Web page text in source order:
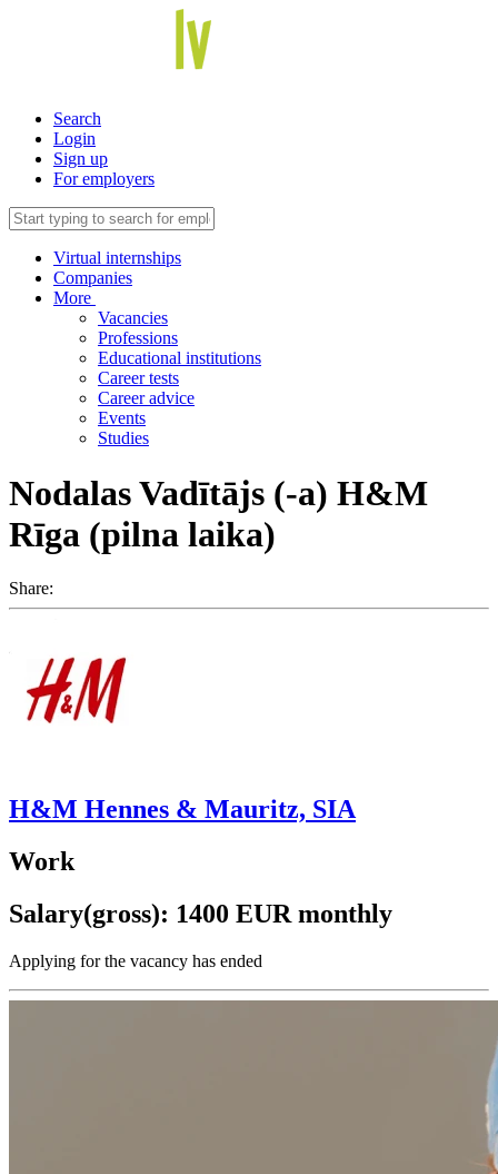
Search
Login
Sign up
For employers
Virtual internships
Companies
More
Vacancies
Professions
Educational institutions
Career tests
Career advice
Events
Studies
Nodalas Vadītājs (-a) H&M
Rīga (pilna laika)
Share:
H&M Hennes & Mauritz, SIA
Work
Salary(gross): 1400 EUR monthly
Applying for the vacancy has ended